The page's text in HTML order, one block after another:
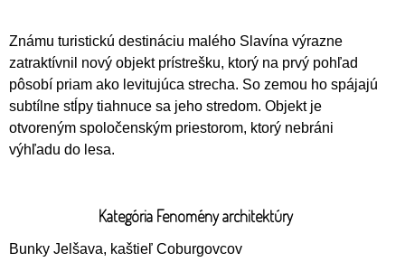
Známu turistickú destináciu malého Slavína výrazne
zatraktívnil nový objekt prístrešku, ktorý na prvý pohľad
pôsobí priam ako levitujúca strecha. So zemou ho spájajú
subtílne stĺpy tiahnuce sa jeho stredom. Objekt je
otvoreným spoločenským priestorom, ktorý nebráni
výhľadu do lesa.
Kategória Fenomény architektúry
Bunky Jelšava, kaštieľ Coburgovcov